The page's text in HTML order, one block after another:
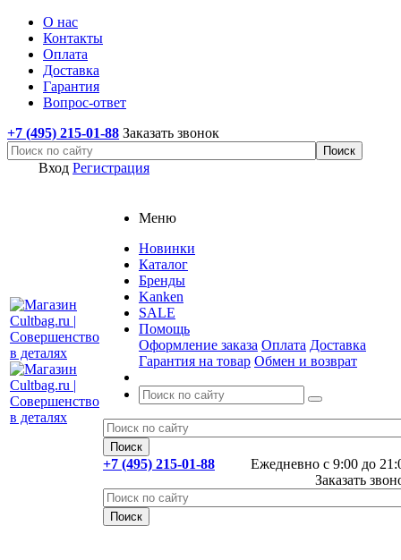
О нас
Контакты
Оплата
Доставка
Гарантия
Вопрос-ответ
+7 (495) 215-01-88 Заказать звонок
Вход Регистрация
Меню
Новинки
Каталог
Бренды
Kanken
SALE
Помощь
Оформление заказа Оплата Доставка
Гарантия на товар Обмен и возврат
Ежедневно с 9:00 до
+7 (495) 215-01-88
Заказать